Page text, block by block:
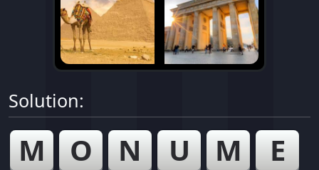
Solution:
M O N U M
E